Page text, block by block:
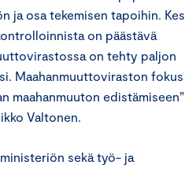
ja osa tekemisen tapoihin.
on päästävä
on tehty paljon
Maahanmuuttoviraston
maahanmuuton
Valtonen.
sekä työ- ja